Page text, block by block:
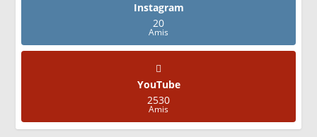
Instagram
20
Amis
YouTube
2530
Amis